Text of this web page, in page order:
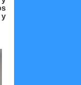
y